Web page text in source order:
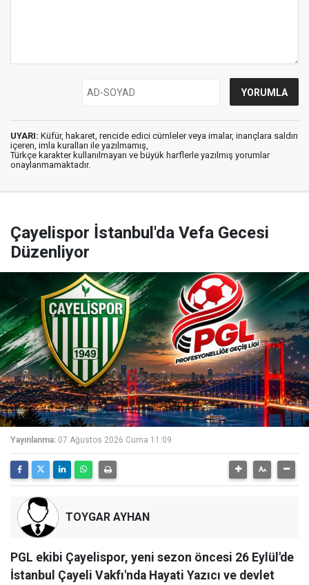
UYARI: Küfür, hakaret, rencide edici cümleler veya imalar, inançlara saldırı
içeren, imla kuralları ile yazılmamış,
Türkçe karakter kullanılmayan ve büyük harflerle yazılmış yorumlar
onaylanmamaktadır.
Çayelispor İstanbul'da Vefa Gecesi
Düzenliyor
Yayınlanma: 07 Ağustos 2026 Cuma 11:09
TOYGAR AYHAN
PGL ekibi Çayelispor, yeni sezon öncesi 26 Eylül'de
İstanbul Çayeli Vakfı'nda Hayati Yazıcı ve devlet